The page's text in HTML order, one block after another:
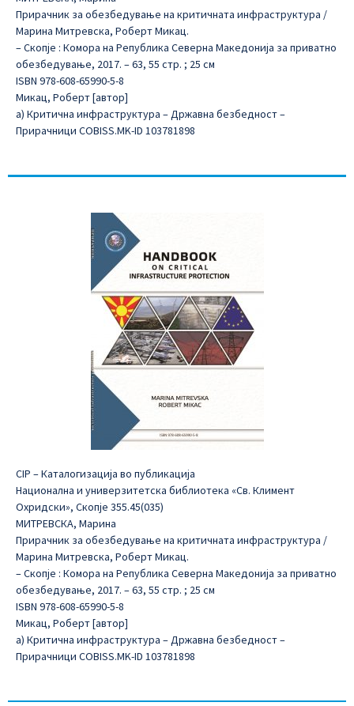
Прирачник за обезбедување на критичнaтa инфраструктурa /
Марина Митревска, Роберт Микац.
– Скопје : Комора на Република Северна Македонија за приватно
обезбедување, 2017. – 63, 55 стр. ; 25 см
ISBN 978-608-65990-5-8
Микац, Роберт [автор]
а) Критична инфраструктура – Државна безбедност –
Прирачници COBISS.MK-ID 103781898
CIP – Каталогизација во публикација
Национална и универзитетска библиотека «Св. Климент
Охридски», Скопје 355.45(035)
МИТРЕВСКА, Марина
Прирачник за обезбедување на критичнaтa инфраструктурa /
Марина Митревска, Роберт Микац.
– Скопје : Комора на Република Северна Македонија за приватно
обезбедување, 2017. – 63, 55 стр. ; 25 см
ISBN 978-608-65990-5-8
Микац, Роберт [автор]
а) Критична инфраструктура – Државна безбедност –
Прирачници COBISS.MK-ID 103781898